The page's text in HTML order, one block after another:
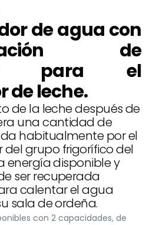
de agua con
de
para el
de leche.
de la leche después de
una cantidad de
habitualmente por el
grupo frigorífico del
energía disponible y
ser recuperada
calentar el agua
sala de ordeña.
con 2 capacidades, de